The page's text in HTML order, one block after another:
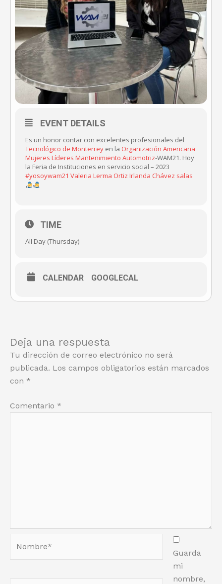
EVENT DETAILS
Es un honor contar con excelentes profesionales del
Tecnológico de Monterrey en la Organización Americana
Mujeres Líderes Mantenimiento Automotriz-WAM21. Hoy
la Feria de Instituciones en servicio social – 2023
#yosoywam21 Valeria Lerma Ortiz Irlanda Chávez salas
TIME
All Day (Thursday)
CALENDAR GOOGLECAL
Deja una respuesta
Tu dirección de correo electrónico no será
publicada. Los campos obligatorios están marcados
con *
Comentario *
Guarda
mi
nombre,